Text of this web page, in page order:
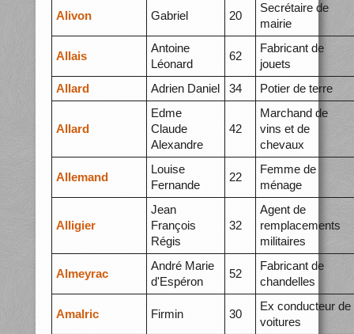
Alivon Gabriel 20
Secrétaire de
mairie
Allais
Antoine
Léonard
62
Fabricant de
jouets
Allard
Adrien Daniel 34 Potier de terre
Allard
Edme
Claude
Alexandre
42
Marchand de
vins et de
chevaux
Allemand
Louise
Fernande
22
Femme de
ménage
Alligier
Jean
François
Régis
32
Agent de
remplacements
militaires
Almeyrac
André Marie
d'Espéron
52
Fabricant de
chandelles
Amalric Firmin 30
Ex conducteur de
voitures